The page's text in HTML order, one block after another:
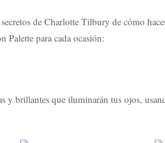
de Charlotte Tilbury de cómo
Palette para cada ocasión:
y brillantes que iluminarán tus ojos,